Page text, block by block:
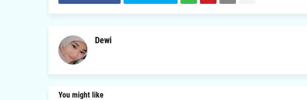
Dewi
You might like